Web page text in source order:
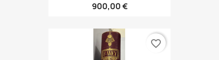
900,00 €
favorite_border